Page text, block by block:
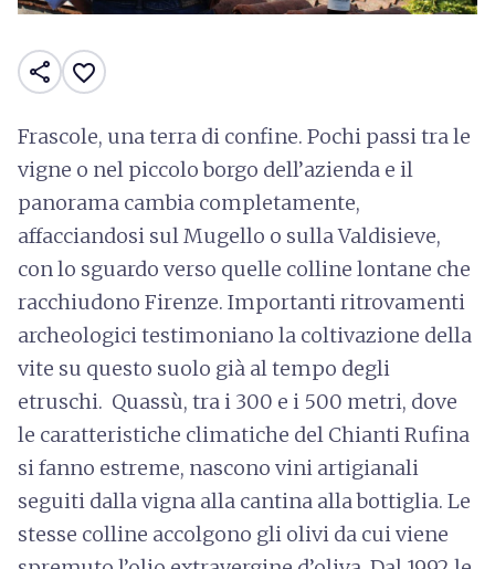
share favorite_border
Frascole, una terra di confine. Pochi passi tra le
vigne o nel piccolo borgo dell’azienda e il
panorama cambia completamente,
affacciandosi sul Mugello o sulla Valdisieve,
con lo sguardo verso quelle colline lontane che
racchiudono Firenze. Importanti ritrovamenti
archeologici testimoniano la coltivazione della
vite su questo suolo già al tempo degli
etruschi. Quassù, tra i 300 e i 500 metri, dove
le caratteristiche climatiche del Chianti Rufina
si fanno estreme, nascono vini artigianali
seguiti dalla vigna alla cantina alla bottiglia. Le
stesse colline accolgono gli olivi da cui viene